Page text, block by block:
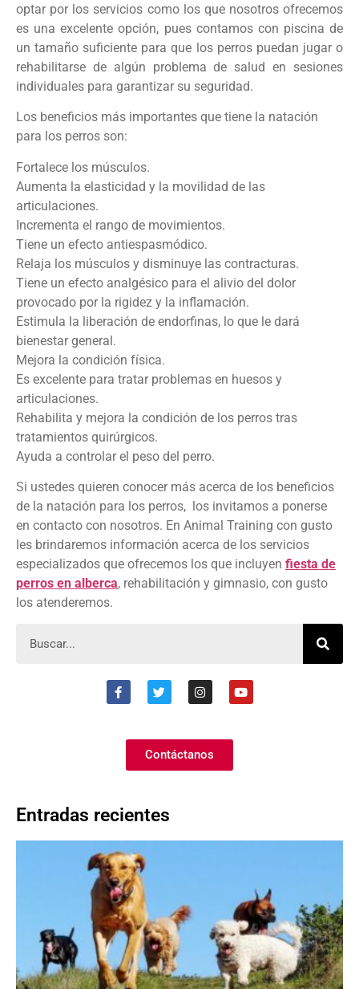
optar por los servicios como los que nosotros ofrecemos
es una excelente opción, pues contamos con piscina de
un tamaño suficiente para que los perros puedan jugar o
rehabilitarse de algún problema de salud en sesiones
individuales para garantizar su seguridad.
Los beneficios más importantes que tiene la natación
para los perros son:
Fortalece los músculos.
Aumenta la elasticidad y la movilidad de las
articulaciones.
Incrementa el rango de movimientos.
Tiene un efecto antiespasmódico.
Relaja los músculos y disminuye las contracturas.
Tiene un efecto analgésico para el alivio del dolor
provocado por la rigidez y la inflamación.
Estimula la liberación de endorfinas, lo que le dará
bienestar general.
Mejora la condición física.
Es excelente para tratar problemas en huesos y
articulaciones.
Rehabilita y mejora la condición de los perros tras
tratamientos quirúrgicos.
Ayuda a controlar el peso del perro.
Si ustedes quieren conocer más acerca de los beneficios
de la natación para los perros, los invitamos a ponerse
en contacto con nosotros. En Animal Training con gusto
les brindaremos información acerca de los servicios
especializados que ofrecemos los que incluyen fiesta de
perros en alberca, rehabilitación y gimnasio, con gusto
los atenderemos.
Contáctanos
Entradas recientes